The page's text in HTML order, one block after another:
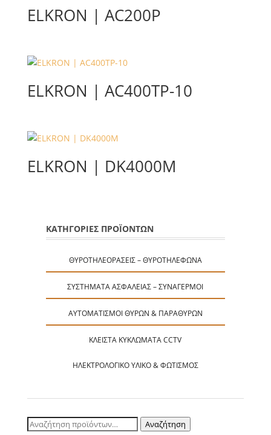
ELKRON | AC200P
ELKRON | AC400TP-10
ELKRON | DK4000M
ΚΑΤΗΓΟΡΙΕΣ ΠΡΟΪΟΝΤΩΝ
ΘΥΡΟΤΗΛΕΟΡΆΣΕΙΣ – ΘΥΡΟΤΗΛΈΦΩΝΑ
ΣΥΣΤΉΜΑΤΑ ΑΣΦΑΛΕΊΑΣ – ΣΥΝΑΓΕΡΜΟΊ
ΑΥΤΟΜΑΤΙΣΜΟΊ ΘΥΡΏΝ & ΠΑΡΑΘΎΡΩΝ
ΚΛΕΙΣΤΆ ΚΥΚΛΏΜΑΤΑ CCTV
ΗΛΕΚΤΡΟΛΟΓΙΚΌ ΥΛΙΚΌ & ΦΩΤΙΣΜΌΣ
Αναζήτηση
Αναζήτηση